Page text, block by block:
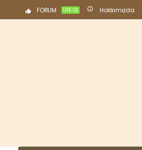
FORUM ÜYE OL Hakkımızda